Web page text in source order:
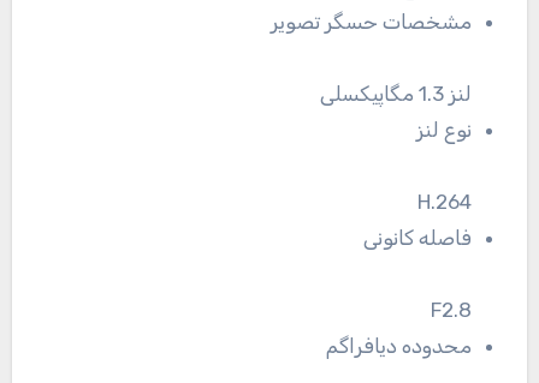
مشخصات حسگر تصویر
لنز 1.3 مگاپیکسلی
نوع لنز
H.264
فاصله کانونی
F2.8
محدوده دیافراگم